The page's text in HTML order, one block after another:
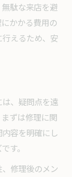
駄な来店を避
かかる費用の
えるため、安
、疑問点を遠
ずは修理に関
容を明確にし
す。
修理後のメン